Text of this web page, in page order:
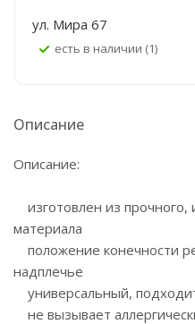
ул. Мира 67
Есть в наличии (1)
Описание
Описание:
изготовлен из прочного,
материала
положение конечности
надплечье
универсальный,
не вызывает